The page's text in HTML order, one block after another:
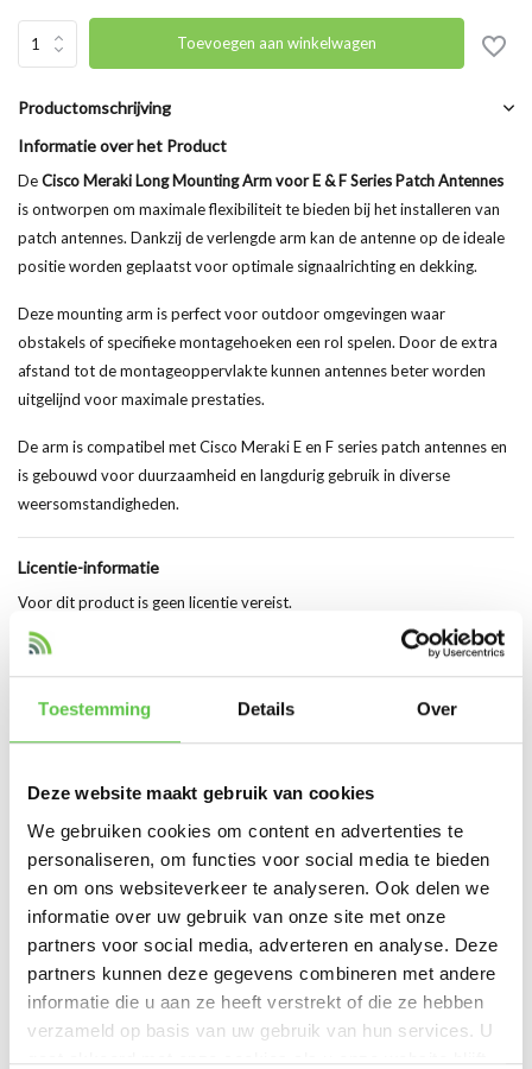
Toestemming Details Over
Deze website maakt gebruik van cookies
We gebruiken cookies om content en advertenties te
personaliseren, om functies voor social media te bieden
en om ons websiteverkeer te analyseren. Ook delen we
informatie over uw gebruik van onze site met onze
partners voor social media, adverteren en analyse. Deze
partners kunnen deze gegevens combineren met andere
informatie die u aan ze heeft verstrekt of die ze hebben
verzameld op basis van uw gebruik van hun services. U
gaat akkoord met onze cookies als u onze website blijft
Toevoegen aan winkelwagen
Productomschrijving
Informatie over het Product
DeCisco Meraki Long Mounting Arm voor E & F Series Patch Antennes
is ontworpen om maximale flexibiliteit te bieden bij het installeren van
patch antennes. Dankzij de verlengde arm kan de antenne op de ideale
positie worden geplaatst voor optimale signaalrichting en dekking.
Deze mounting arm is perfect voor outdoor omgevingen waar
obstakels of specifieke montagehoeken een rol spelen. Door de extra
afstand tot de montageoppervlakte kunnen antennes beter worden
uitgelijnd voor maximale prestaties.
De arm is compatibel met Cisco Meraki E en F series patch antennes en
is gebouwd voor duurzaamheid en langdurig gebruik in diverse
weersomstandigheden.
Licentie-informatie
Voor dit product is geen licentie vereist.
Let op: Cisco Meraki access points en antennes vereisen een compatibel
systeem en in veel gevallen een actieve licentie (Enterprise of Advanced)
voor volledig cloudbeheer.
Long mounting arm voor patch antennes
Geschikt voor Cisco Meraki E & F series antennes
Ideaal voor outdoor en industriële toepassingen
Zorgt voor optimale positionering en signaalrichting
Extra flexibiliteit bij installatie
Robuust en weerbestendig ontwerp
Eenvoudige montage